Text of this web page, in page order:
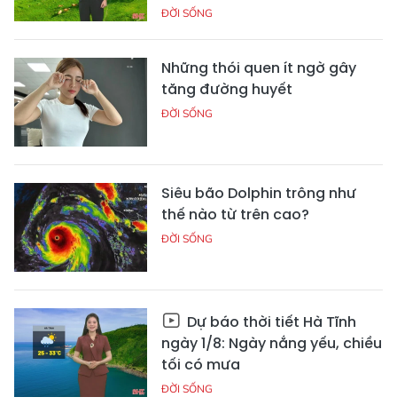
ĐỜI SỐNG
Những thói quen ít ngờ gây
tăng đường huyết
ĐỜI SỐNG
Siêu bão Dolphin trông như
thế nào từ trên cao?
ĐỜI SỐNG
Dự báo thời tiết Hà Tĩnh
ngày 1/8: Ngày nắng yếu, chiều
tối có mưa
ĐỜI SỐNG